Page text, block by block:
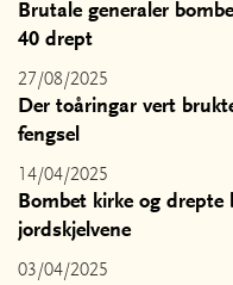
Brutale generaler
40 drept
27/08/2025
Der toåringar vert
fengsel
14/04/2025
Bombet kirke og
jordskjelvene
03/04/2025